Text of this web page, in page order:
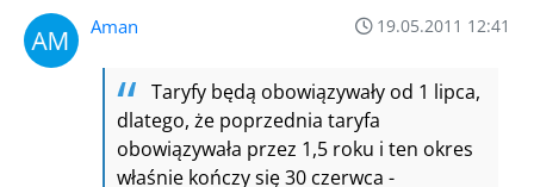
Aman 19.05.2011 12:41
Taryfy będą obowiązywały od 1 lipca,
dlatego, że poprzednia taryfa
obowiązywała przez 1,5 roku i ten okres
właśnie kończy się 30 czerwca -